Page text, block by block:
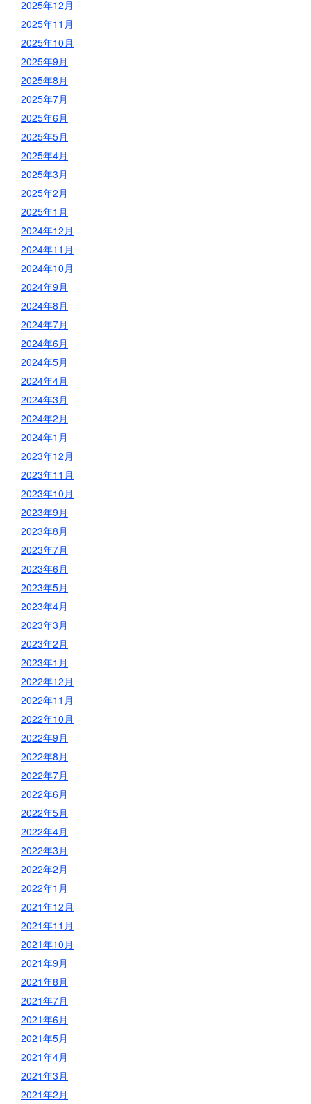
2025年12月
2025年11月
2025年10月
2025年9月
2025年8月
2025年7月
2025年6月
2025年5月
2025年4月
2025年3月
2025年2月
2025年1月
2024年12月
2024年11月
2024年10月
2024年9月
2024年8月
2024年7月
2024年6月
2024年5月
2024年4月
2024年3月
2024年2月
2024年1月
2023年12月
2023年11月
2023年10月
2023年9月
2023年8月
2023年7月
2023年6月
2023年5月
2023年4月
2023年3月
2023年2月
2023年1月
2022年12月
2022年11月
2022年10月
2022年9月
2022年8月
2022年7月
2022年6月
2022年5月
2022年4月
2022年3月
2022年2月
2022年1月
2021年12月
2021年11月
2021年10月
2021年9月
2021年8月
2021年7月
2021年6月
2021年5月
2021年4月
2021年3月
2021年2月